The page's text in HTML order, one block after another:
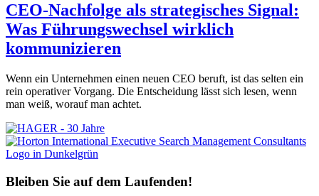
CEO-Nachfolge als strategisches Signal:
Was Führungswechsel wirklich
kommunizieren
Wenn ein Unternehmen einen neuen CEO beruft, ist das selten ein
rein operativer Vorgang. Die Entscheidung lässt sich lesen, wenn
man weiß, worauf man achtet.
Bleiben Sie auf dem Laufenden!